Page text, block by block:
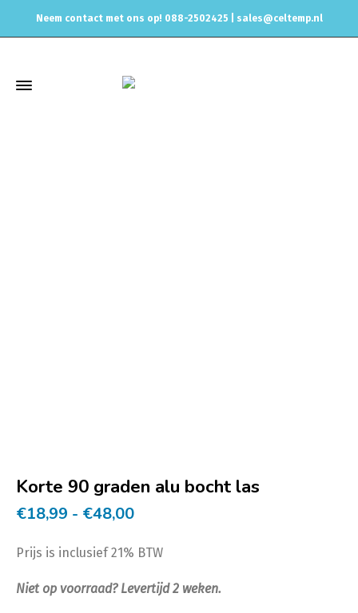
Neem contact met ons op! 088-2502425 | sales@celtemp.nl
Korte 90 graden alu bocht las
€18,99 - €48,00Prijsklasse:
tot
€48,00
Prijs is inclusief 21% BTW
Niet op voorraad? Levertijd 2 weken.